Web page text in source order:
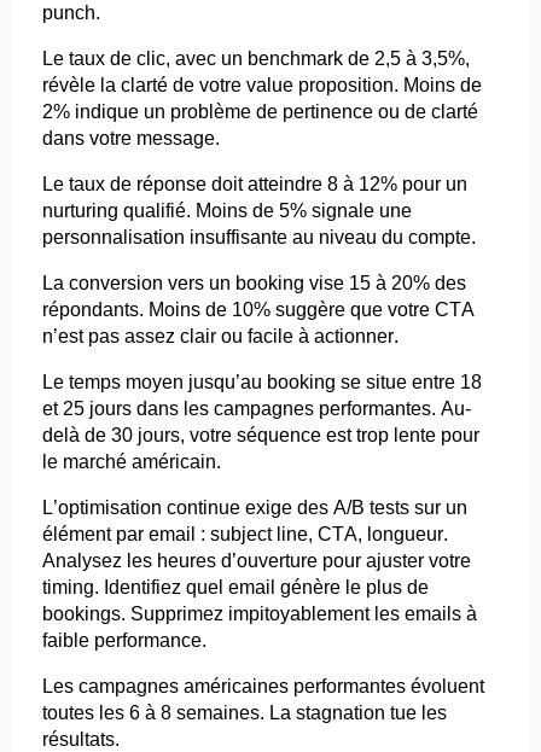
punch.
Le taux de clic, avec un benchmark de 2,5 à 3,5%,
révèle la clarté de votre value proposition. Moins de
2% indique un problème de pertinence ou de clarté
dans votre message.
Le taux de réponse doit atteindre 8 à 12% pour un
nurturing qualifié. Moins de 5% signale une
personnalisation insuffisante au niveau du compte.
La conversion vers un booking vise 15 à 20% des
répondants. Moins de 10% suggère que votre CTA
n’est pas assez clair ou facile à actionner.
Le temps moyen jusqu’au booking se situe entre 18
et 25 jours dans les campagnes performantes. Au-
delà de 30 jours, votre séquence est trop lente pour
le marché américain.
L’optimisation continue exige des A/B tests sur un
élément par email : subjectline, CTA, longueur.
Analysez les heures d’ouverture pour ajuster votre
timing. Identifiez quel email génère le plus de
bookings. Supprimez impitoyablement les emailsà
faible performance.
Les campagnes américaines performantes évoluent
toutes les 6 à 8 semaines. La stagnation tue les
résultats.